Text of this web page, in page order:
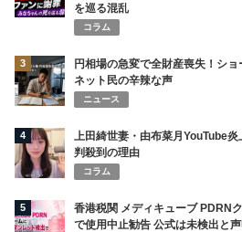
を巡る混乱
コラム
3
円相場の急変で全財産喪失！シ
ネット民の辛辣な声
ニュース
4
上田綺世妻・由布菜月YouTube
判殺到の理由
コラム
5
香港税関 メディキューブ PDRN
で使用中止勧告 公式は未検出と声